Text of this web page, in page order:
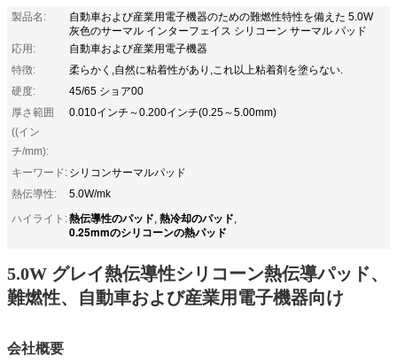
製品名:
自動車および産業用電子機器のための難燃性特性を備えた 5.0W
灰色のサーマル インターフェイス シリコーン サーマル パッド
応用:
自動車および産業用電子機器
特徴:
柔らかく,自然に粘着性があり,これ以上粘着剤を塗らない.
硬度:
45/65 ショア00
厚さ範囲
((イン
チ/mm):
0.010インチ～0.200インチ(0.25～5.00mm)
キーワード: シリコンサーマルパッド
熱伝導性:
5.0W/mk
ハイライト:熱伝導性のパッド, 熱冷却のパッド,
0.25mmのシリコーンの熱パッド
5.0W グレイ熱伝導性シリコーン熱伝導パッド、
難燃性、自動車および産業用電子機器向け
会社概要